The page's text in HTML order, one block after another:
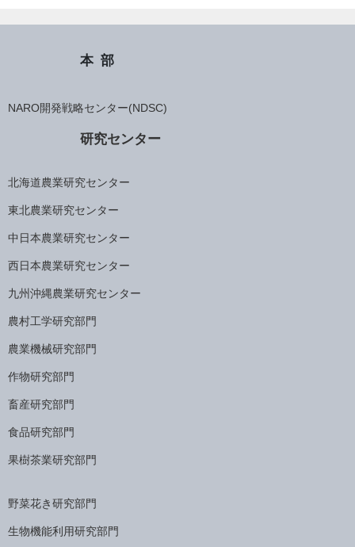
本部
NARO開発戦略センター(NDSC)
研究センター
北海道農業研究センター
東北農業研究センター
中日本農業研究センター
西日本農業研究センター
九州沖縄農業研究センター
農村工学研究部門
農業機械研究部門
作物研究部門
畜産研究部門
食品研究部門
果樹茶業研究部門
野菜花き研究部門
生物機能利用研究部門